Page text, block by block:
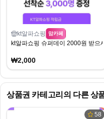
kt알파쇼핑 맘카페
kt알파쇼핑 슈퍼데이 2000원 받으
₩2,000
상품권 카테고리의 다른 상
58